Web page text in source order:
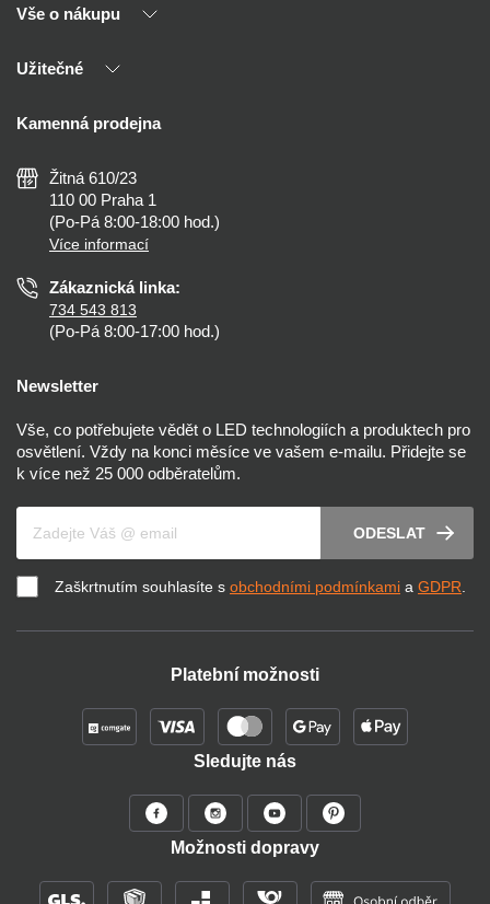
O nás
Kontakty
Vše o nákupu
Výhody T-LED
Montáž
Nejčastější dotazy
Než koupíte
Osvětlení dle místnosti
Užitečné
Reklamace a vrácení
Zásady ochrany soukromí
Nastavení cookies
Prohlášení o přístupnosti
Kamenná prodejna
Žitná 610/23
110 00 Praha 1
(Po-Pá 8:00-18:00 hod.)
Více informací
Zákaznická linka:
734 543 813
(Po-Pá 8:00-17:00 hod.)
Newsletter
Vše, co potřebujete vědět o LED technologiích a produktech pro
osvětlení. Vždy na konci měsíce ve vašem e-mailu. Přidejte se
k více než 25 000 odběratelům.
ODESLAT
Zaškrtnutím souhlasíte s obchodními podmínkami a GDPR.
Platební možnosti
Sledujte nás
Možnosti dopravy